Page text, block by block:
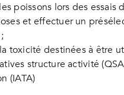
poissons lors des essais
et effectuer un
toxicité destinées à être
structure activité
(IATA)